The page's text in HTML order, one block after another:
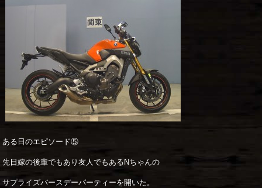
ある日のエピソード⑤
先日嫁の後輩でもあり友人でもあるNちゃんの
サプライズバースデーパーティーを開いた。